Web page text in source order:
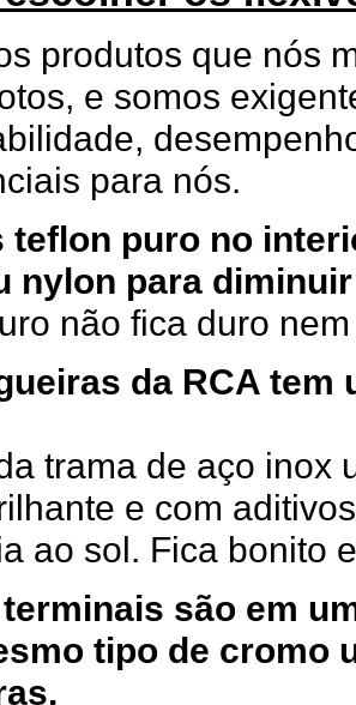
produtos que nós
e somos
para nós.
teflon puro no
nylon para
não fica duro
da RCA tem
trama de aço inox
e com
ao sol. Fica bonito
são em
tipo de cromo